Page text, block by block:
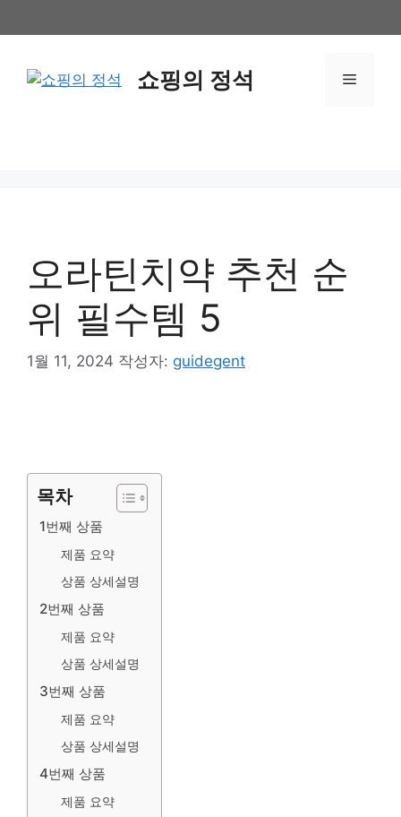
텐
쇼핑의 정석 메
오라틴치약 추천 순
위 필수템 5
1월 11, 2024 작성자: guidegent
목차
1번째 상품
제품 요약
상품 상세설명
2번째 상품
제품 요약
상품 상세설명
3번째 상품
제품 요약
상품 상세설명
4번째 상품
제품 요약